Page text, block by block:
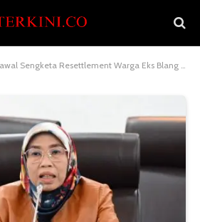
Sengketa Resettlement Warga Eks Blang Lancang dan Rancong